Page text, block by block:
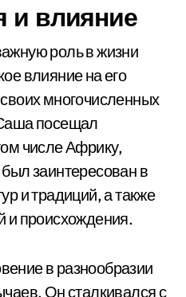
и влияние
роль в жизни
влияние на его
многочисленных
посещал
числе Африку,
заинтересован в
и традиций, а также
и происхождения.
в разнообразии
Он сталкивался с